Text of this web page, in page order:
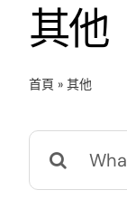
其他
首頁 » 其他
Search
for: